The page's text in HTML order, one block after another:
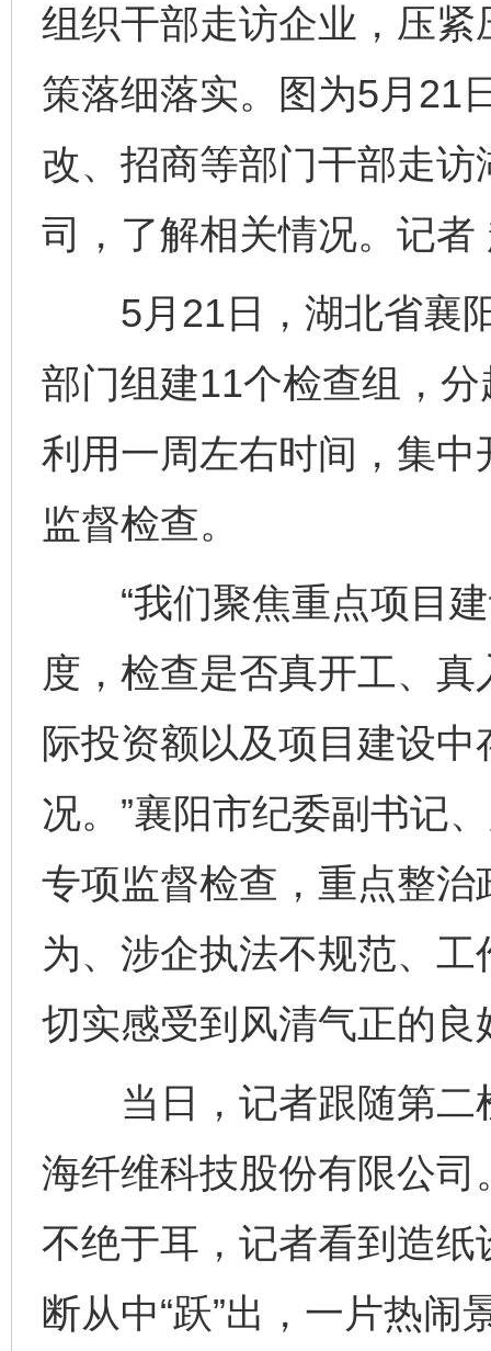
组织干部走访企业，压
策落细落实。图为5月21
改、招商等部门干部走
司，了解相关情况。记者
5月21日，湖北省襄阳
部门组建11个检查组，
利用一周左右时间，集
监督检查。
“我们聚焦重点项目建
度，检查是否真开工、
际投资额以及项目建设
况。”襄阳市纪委副书记
专项监督检查，重点整
为、涉企执法不规范、
切实感受到风清气正的良
当日，记者跟随第二
海纤维科技股份有限公
不绝于耳，记者看到造
断从中“跃”出，一片热闹